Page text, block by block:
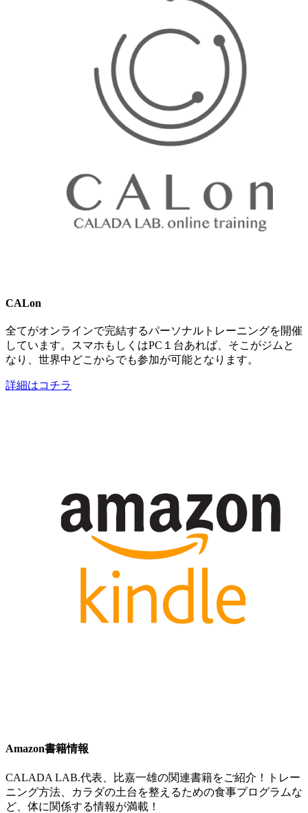
CALon
全てがオンラインで完結するパーソナルトレーニングを開催
しています。スマホもしくはPC１台あれば、そこがジムと
なり、世界中どこからでも参加が可能となります。
詳細はコチラ
Amazon書籍情報
CALADA LAB.代表、比嘉一雄の関連書籍をご紹介！トレー
ニング方法、カラダの土台を整えるための食事プログラムな
ど、体に関係する情報が満載！